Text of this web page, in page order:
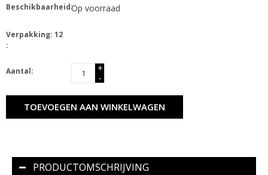
Beschikbaarheid:Op voorraad
Verpakking: 12
:
Aantal:
+
-
TOEVOEGEN AAN WINKELWAGEN
PRODUCTOMSCHRIJVING